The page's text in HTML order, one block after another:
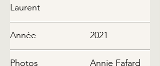
Année			2021
Photos			Annie Fafard